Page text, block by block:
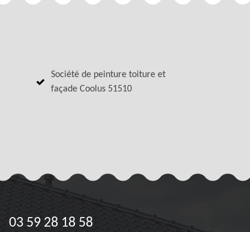
Société de peinture toiture et
façade Coolus 51510
03 59 28 18 58